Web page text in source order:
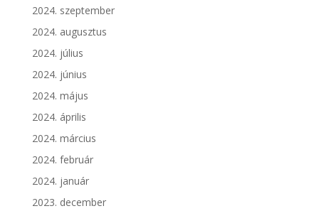
2024. szeptember
2024. augusztus
2024. július
2024. június
2024. május
2024. április
2024. március
2024. február
2024. január
2023. december